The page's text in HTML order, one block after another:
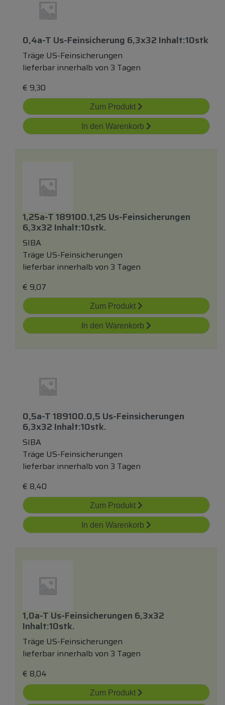
0,4a-T Us-Feinsicherung 6,3x32 Inhalt:10stk
Träge US-Feinsicherungen
lieferbar innerhalb von 3 Tagen
€ 9,30
Zum Produkt
In den Warenkorb
1,25a-T 189100.1,25 Us-Feinsicherungen
6,3x32 Inhalt:10stk.
SIBA
Träge US-Feinsicherungen
lieferbar innerhalb von 3 Tagen
€ 9,07
Zum Produkt
In den Warenkorb
0,5a-T 189100.0,5 Us-Feinsicherungen
6,3x32 Inhalt:10stk.
SIBA
Träge US-Feinsicherungen
lieferbar innerhalb von 3 Tagen
€ 8,40
Zum Produkt
In den Warenkorb
1,0a-T Us-Feinsicherungen 6,3x32
Inhalt:10stk.
Träge US-Feinsicherungen
lieferbar innerhalb von 3 Tagen
€ 8,04
Zum Produkt